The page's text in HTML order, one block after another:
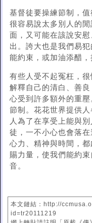
基督徒要操練節制，
很容易說太多別人的
面，又可能在該說安
出。誇大也是我們易
能約束，或加油添醋，
有些人受不起冤枉，
解釋自己的清白、善
心受到許多額外的重
節制。花花世界提供
人為了在享受上能與
徒，一不小心也會落
心力、精神與時間，
賜力量，使我們能約
音。
本文鏈結：http://
id=tr20111219